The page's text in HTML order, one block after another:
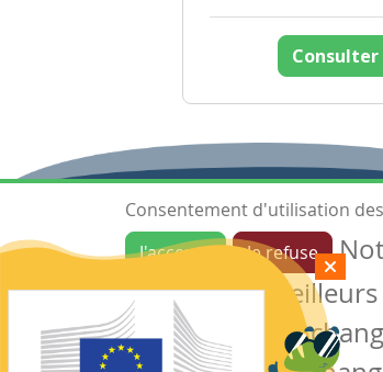
Consulter
Ressources
Les ressources
Créer une ressource
Mes ressources
Consentement d'utilisation
J'accepte
Je refuse
garantir de meilleurs
des cookies en